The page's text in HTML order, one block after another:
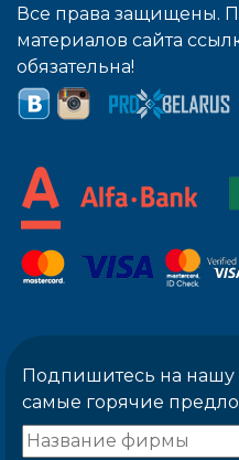
Все права защищены.
материалов сайта
обязательна!
Подпишитесь на нашу
самые горячие